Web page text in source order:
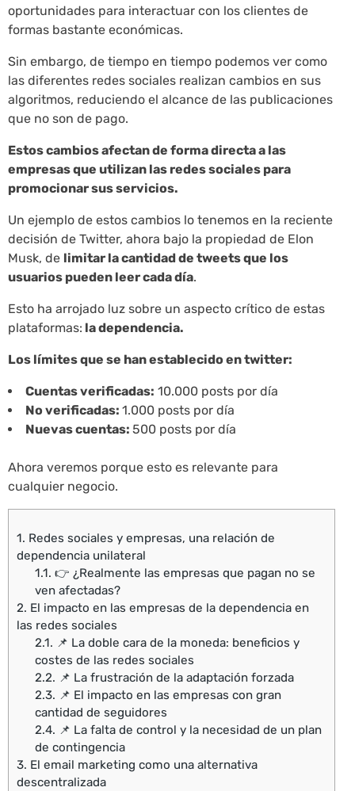
oportunidades para interactuar con los clientes de
formas bastante económicas.
Sin embargo, de tiempo en tiempo podemos ver como
las diferentes redes sociales realizan cambios en sus
algoritmos, reduciendo el alcance de las publicaciones
que no son de pago.
Estos cambios afectan de forma directa a las
empresas que utilizan las redes sociales para
promocionar sus servicios.
Un ejemplo de estos cambios lo tenemos en la reciente
decisión de Twitter, ahora bajo la propiedad de Elon
Musk, de limitar la cantidad de tweets que los
usuarios pueden leer cada día.
Esto ha arrojado luz sobre un aspecto crítico de estas
plataformas: la dependencia.
Los límites que se han establecido en twitter:
Cuentas verificadas: 10.000 posts por día
No verificadas: 1.000 posts por día
Nuevas cuentas: 500 posts por día
Ahora veremos porque esto es relevante para
cualquier negocio.
1. Redes sociales y empresas, una relación de
dependencia unilateral
1.1. 👉 ¿Realmente las empresas que pagan no se
ven afectadas?
2. El impacto en las empresas de la dependencia en
las redes sociales
2.1. 📌 La doble cara de la moneda: beneficios y
costes de las redes sociales
2.2. 📌 La frustración de la adaptación forzada
2.3. 📌 El impacto en las empresas con gran
cantidad de seguidores
2.4. 📌 La falta de control y la necesidad de un plan
de contingencia
3. El email marketing como una alternativa
descentralizada